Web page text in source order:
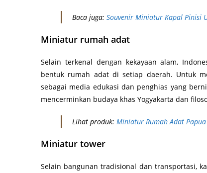
Baca juga: Souvenir Miniatur Kapal Pinisi
Miniatur rumah adat
Selain terkenal dengan kekayaan alam,
bentuk rumah adat di setiap daerah. Untuk
sebagai media edukasi dan penghias yang
mencerminkan budaya khas Yogyakarta dan
Lihat produk: Miniatur Rumah Adat Papua
Miniatur tower
Selain bangunan tradisional dan transportasi,